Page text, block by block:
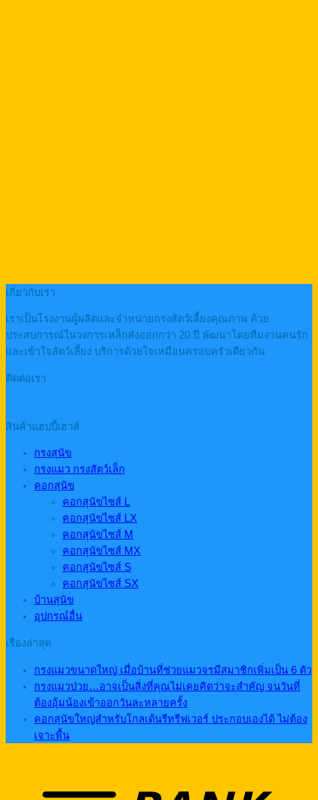
เกี่ยวกับเรา
เราเป็นโรงงานผู้ผลิตและจำหน่ายกรงสัตว์เลี้ยงคุณภาพ ด้วย
ประสบการณ์ในวงการเหล็กส่งออกกว่า 20 ปี พัฒนาโดยทีมงานคนรัก
และเข้าใจสัตว์เลี้ยง บริการด้วยใจเหมือนครอบครัวเดียวกัน
ติดต่อเรา
สินค้าแฮปปี้เฮาส์
กรงสุนัข
กรงแมว กรงสัตว์เล็ก
คอกสุนัข
คอกสุนัขไซส์ L
คอกสุนัขไซส์ LX
คอกสุนัขไซส์ M
คอกสุนัขไซส์ MX
คอกสุนัขไซส์ S
คอกสุนัขไซส์ SX
บ้านสุนัข
อุปกรณ์อื่น
เรื่องล่าสุด
กรงแมวขนาดใหญ่ เมื่อบ้านที่ช่วยแมวจรมีสมาชิกเพิ่มเป็น 6 ตัว
กรงแมวป่วย…อาจเป็นสิ่งที่คุณไม่เคยคิดว่าจะสำคัญ จนวันที่
ต้องอุ้มน้องเข้าออกวันละหลายครั้ง
คอกสุนัขใหญ่สำหรับโกลเด้นรีทรีฟเวอร์ ประกอบเองได้ ไม่ต้อง
เจาะพื้น